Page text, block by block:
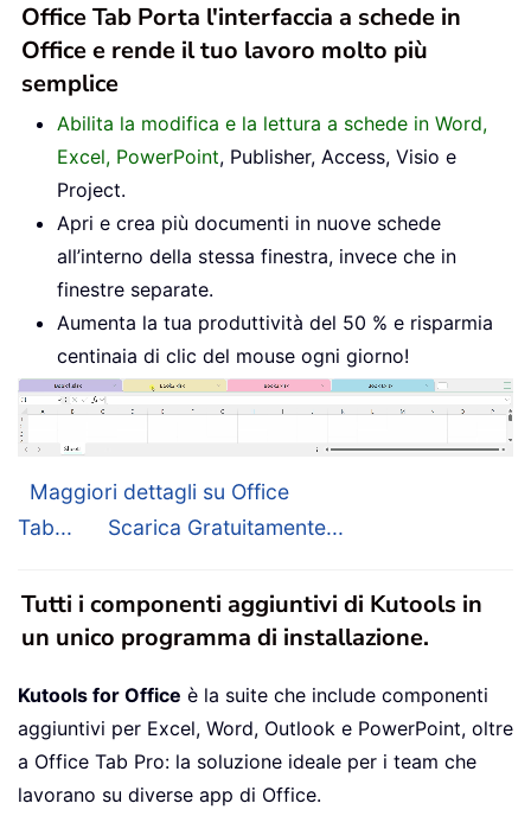
Office Tab Porta l'interfaccia a schede in
Office e rende il tuo lavoro molto più
semplice
Abilita la modifica e la lettura a schede in Word,
Excel, PowerPoint, Publisher, Access, Visio e
Project.
Apri e crea più documenti in nuove schede
all’interno della stessa finestra, invece che in
finestre separate.
Aumenta la tua produttività del 50 % e risparmia
centinaia di clic del mouse ogni giorno!
Maggiori dettagli su Office
Tab...
Scarica Gratuitamente...
Tutti i componenti aggiuntivi di Kutools in
un unico programma di installazione.
Kutools for Office è la suite che include componenti
aggiuntivi per Excel, Word, Outlook e PowerPoint, oltre
a Office Tab Pro: la soluzione ideale per i team che
lavorano su diverse app di Office.